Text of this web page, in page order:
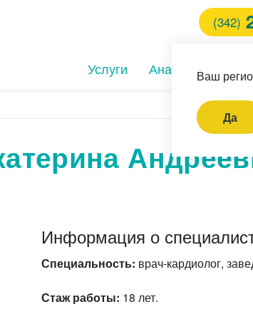
(342)
Ваш
Да
Услуги Анализы
родинок и
коррекция зрения
Информация о
Специальность: врач-кардиолог,
Стаж работы: 18 лет.